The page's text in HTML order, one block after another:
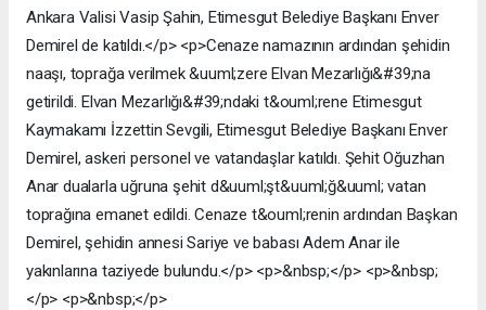
Ankara Valisi Vasip Şahin, Etimesgut Belediye Başkanı Enver
Demirel de katıldı.</p> <p>Cenaze namazının ardından şehidin
naaşı, toprağa verilmek &uuml;zere Elvan Mezarlığı&#39;na
getirildi. Elvan Mezarlığı&#39;ndaki t&ouml;rene Etimesgut
Kaymakamı İzzettin Sevgili, Etimesgut Belediye Başkanı Enver
Demirel, askeri personel ve vatandaşlar katıldı. Şehit Oğuzhan
Anar dualarla uğruna şehit d&uuml;şt&uuml;ğ&uuml; vatan
toprağına emanet edildi. Cenaze t&ouml;renin ardından Başkan
Demirel, şehidin annesi Sariye ve babası Adem Anar ile
yakınlarına taziyede bulundu.</p> <p>&nbsp;</p> <p>&nbsp;
</p> <p>&nbsp;</p>